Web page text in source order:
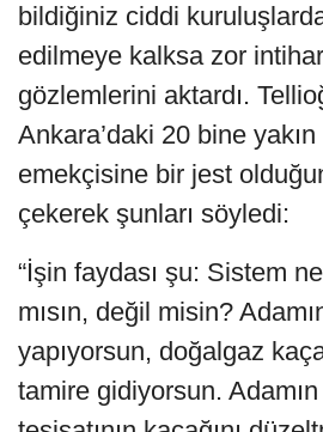
bildiğiniz ciddi
edilmeye kalksa zor
gözlemlerini aktardı.
Ankara’daki 20 bine
emekçisine bir jest
çekerek şunları söyledi:
“İşin faydası şu: Sistem
mısın, değil misin?
yapıyorsun, doğalgaz
tamire gidiyorsun.